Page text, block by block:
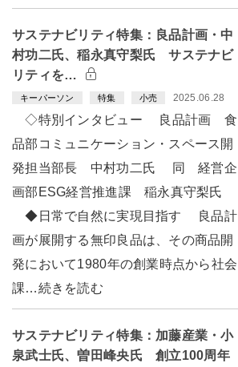
サステナビリティ特集：良品計画・中
村功二氏、稲永真守梨氏 サステナビ
リティを…
キーパーソン 特集 小売 2025.06.28
◇特別インタビュー 良品計画 食
品部コミュニケーション・スペース開
発担当部長 中村功二氏 同 経営企
画部ESG経営推進課 稲永真守梨氏
◆日常で自然に実現目指す 良品計
画が展開する無印良品は、その商品開
発において1980年の創業時点から社会
課…続きを読む
サステナビリティ特集：加藤産業・小
泉武士氏、曽田峰央氏 創立100周年